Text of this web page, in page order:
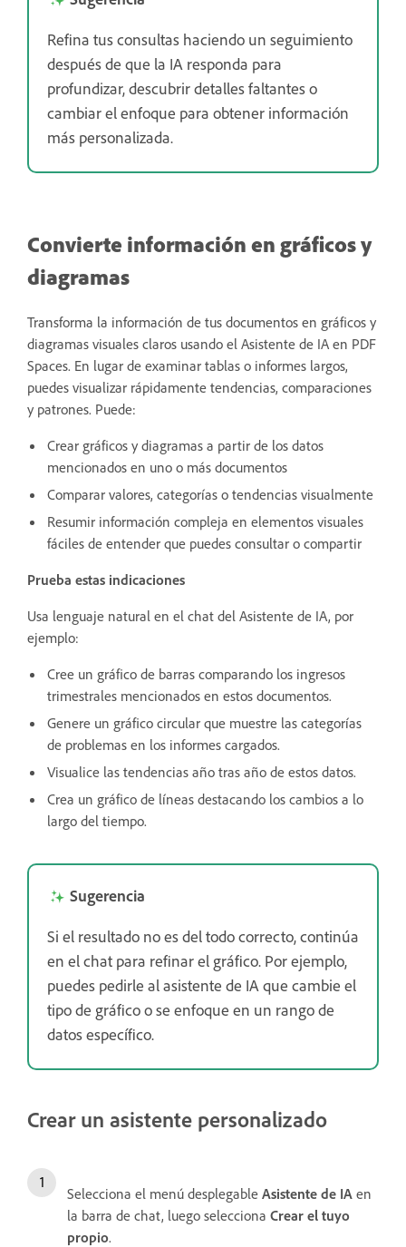
Refina tus consultas haciendo un seguimiento
después de que la IA responda para
profundizar, descubrir detalles faltantes o
cambiar el enfoque para obtener información
más personalizada.
Convierte información en gráficos y
diagramas
Transforma la información de tus documentos en gráficos y
diagramas visuales claros usando el Asistente de IA en PDF
Spaces. En lugar de examinar tablas o informes largos,
puedes visualizar rápidamente tendencias, comparaciones
y patrones. Puede:
Crear gráficos y diagramas a partir de los datos
mencionados en uno o más documentos
Comparar valores, categorías o tendencias visualmente
Resumir información compleja en elementos visuales
fáciles de entender que puedes consultar o compartir
Prueba estas indicaciones
Usa lenguaje natural en el chat del Asistente de IA, por
ejemplo:
Cree un gráfico de barras comparando los ingresos
trimestrales mencionados en estos documentos.
Genere un gráfico circular que muestre las categorías
de problemas en los informes cargados.
Visualice las tendencias año tras año de estos datos.
Crea un gráfico de líneas destacando los cambios a lo
largo del tiempo.
Sugerencia
Si el resultado no es del todo correcto, continúa
en el chat para refinar el gráfico. Por ejemplo,
puedes pedirle al asistente de IA que cambie el
tipo de gráfico o se enfoque en un rango de
datos específico.
Crear un asistente personalizado
Selecciona el menú desplegable Asistente de IA en
la barra de chat, luego selecciona Crear el tuyo
propio.